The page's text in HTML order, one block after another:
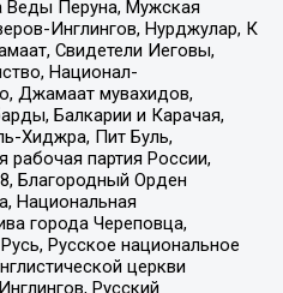
Перуна, Мужская
Инглингов, Нурджулар, К
Свидетели Иеговы,
Национал-
Джамаат мувахидов,
Балкарии и Карачая,
Хиджра, Пит Буль,
рабочая партия России,
Благородный Орден
Национальная
города Череповца,
Русское национальное
церкви
Русский